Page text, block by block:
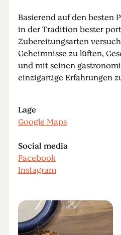
Basierend auf den besten
in der Tradition bester
Zubereitungsarten
Geheimnisse zu lüften,
und mit seinen
einzigartige Erfahrungen
Lage
Google Maps
Social media
Facebook
Instagram